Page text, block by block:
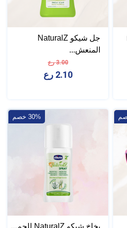
جل شيكو NaturalZ
المنعش...
3.00 رع
2.10 رع
30% خصم